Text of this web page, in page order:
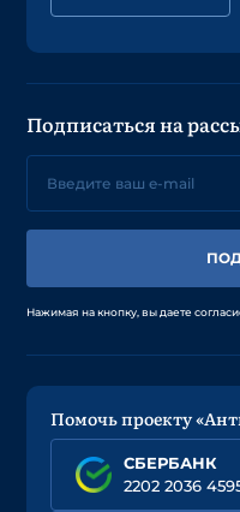
Подписаться на
Нажимая на кнопку, вы даете
Помочь проекту
СБЕРБАНК
2202 2036